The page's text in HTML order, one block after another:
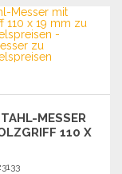
BESTELLEN
anfordern
MESSER
110 X